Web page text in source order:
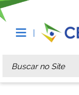
Busca
Busca Avançada…